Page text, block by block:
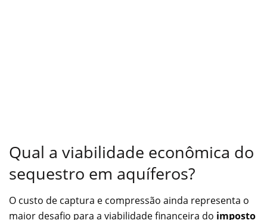
Qual a viabilidade econômica do
sequestro em aquíferos?
O custo de captura e compressão ainda representa o
maior desafio para a viabilidade financeira do imposto